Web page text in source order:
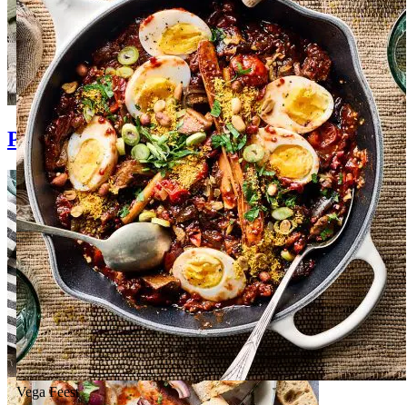
VegaFeest
Pastasalades